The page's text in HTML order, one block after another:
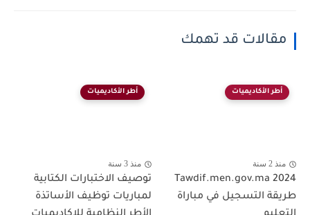
مقالات قد تهمك
أطر الأكاديميات
منذ 2 سنة
Tawdif.men.gov.ma 2024
طريقة التسجيل في مباراة
أطر الأكاديميات
منذ 3 سنة
توصيف الاختبارات الكتابية
لمباريات توظيف الأساتذة